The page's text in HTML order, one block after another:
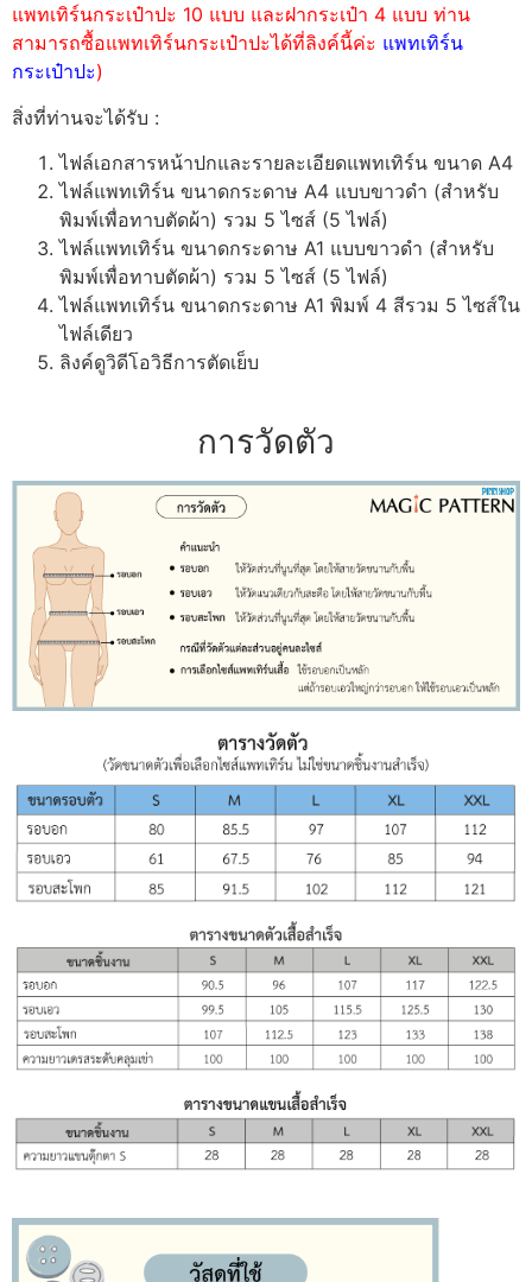
แพทเทิร์นกระเป๋าปะ 10 แบบ และฝากระเป๋า 4 แบบ ท่าน
สามารถซื้อแพทเทิร์นกระเป๋าปะได้ที่ลิงค์นี้ค่ะ แพทเทิร์น
กระเป๋าปะ)
สิ่งที่ท่านจะได้รับ :
ไฟล์เอกสารหน้าปกและรายละเอียดแพทเทิร์น ขนาด A4
ไฟล์แพทเทิร์น ขนาดกระดาษ A4 แบบขาวดำ (สำหรับ
พิมพ์เพื่อทาบตัดผ้า) รวม 5 ไซส์ (5 ไฟล์)
ไฟล์แพทเทิร์น ขนาดกระดาษ A1 แบบขาวดำ (สำหรับ
พิมพ์เพื่อทาบตัดผ้า) รวม 5 ไซส์ (5 ไฟล์)
ไฟล์แพทเทิร์น ขนาดกระดาษ A1 พิมพ์ 4 สีรวม 5 ไซส์ใน
ไฟล์เดียว
ลิงค์ดูวิดีโอวิธีการตัดเย็บ
การวัดตัว